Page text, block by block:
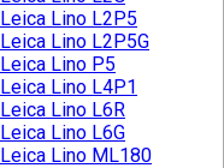
Leica Lino L2P5
Leica Lino L2P5G
Leica Lino P5
Leica Lino L4P1
Leica Lino L6R
Leica Lino L6G
Leica Lino ML180